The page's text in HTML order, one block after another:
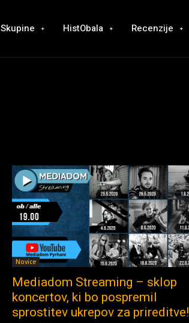
Skupine HistObala Recenzije
Novice
Mediadom Streaming – sklop
koncertov, ki bo pospremil
sprostitev ukrepov za prireditve!